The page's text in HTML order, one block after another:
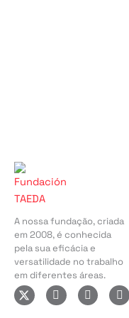
A nossa fundação, criada
em 2008, é conhecida
pela sua eficácia e
versatilidade no trabalho
em diferentes áreas.
I
n
F
a
L
i